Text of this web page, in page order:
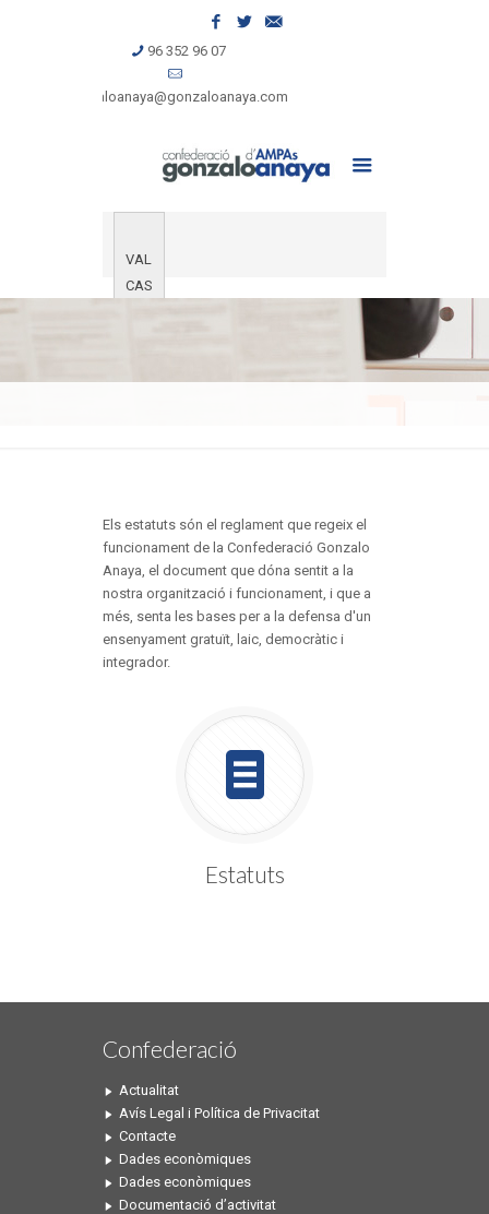
96 352 96 07
gonzaloanaya@gonzaloanaya.com
VAL
CAS
Els estatuts són el reglament que regeix el
funcionament de la Confederació Gonzalo
Anaya, el document que dóna sentit a la
nostra organització i funcionament, i que a
més, senta les bases per a la defensa d'un
ensenyament gratuït, laic, democràtic i
integrador.
Estatuts
Confederació
Actualitat
Avís Legal i Política de Privacitat
Contacte
Dades econòmiques
Dades econòmiques
Documentació d’activitat